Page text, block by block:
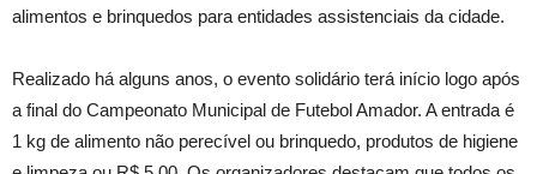
alimentos e brinquedos para entidades assistenciais da cidade.
Realizado há alguns anos, o evento solidário terá início logo após
a final do Campeonato Municipal de Futebol Amador. A entrada é
1 kg de alimento não perecível ou brinquedo, produtos de higiene